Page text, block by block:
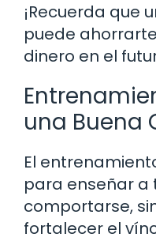
¡Recuerda que
puede
dinero en el
una Buena
El
para enseñar a
comportarse,
fortalecer el